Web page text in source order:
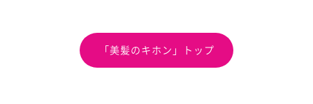
「美髪のキホン」トップ